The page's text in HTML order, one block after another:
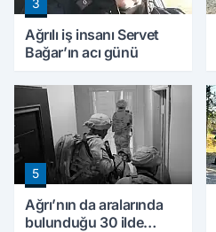
3
Ağrılı iş insanı Servet
Bağar’ın acı günü
5
Ağrı’nın da aralarında
bulunduğu 30 ilde